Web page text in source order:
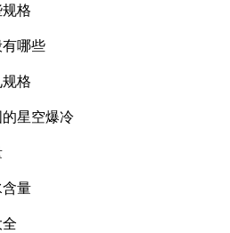
格
哪些
格
星空爆冷
量